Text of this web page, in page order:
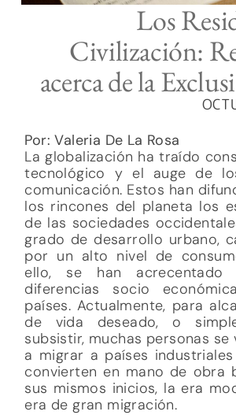
Los
Civilización:
acerca de la
Por: Valeria De La Rosa
La globalización ha traído
tecnológico y el auge de
comunicación. Estos han
los rincones del planeta los
de las sociedades
grado de desarrollo urbano,
por un alto nivel de
ello, se han acrecentado
diferencias socio
países. Actualmente, para
de vida deseado, o
subsistir, muchas personas se
a migrar a países
convierten en mano de obra
sus mismos inicios, la era
era de gran migración.